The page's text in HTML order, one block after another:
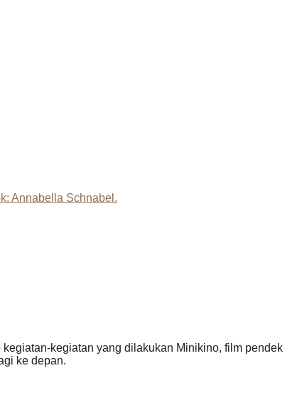
kegiatan yang dilakukan Minikino, film pendek
ke depan.